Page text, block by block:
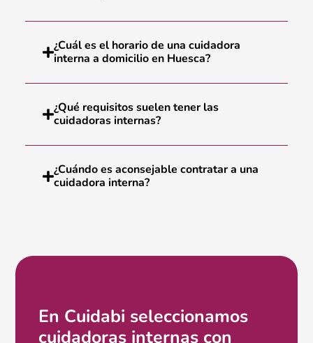
¿Cuál es el horario de una cuidadora
interna a domicilio en Huesca?
¿Qué requisitos suelen tener las
cuidadoras internas?
¿Cuándo es aconsejable contratar a una
cuidadora interna?
En Cuidabi seleccionamos
cuidadoras internas con